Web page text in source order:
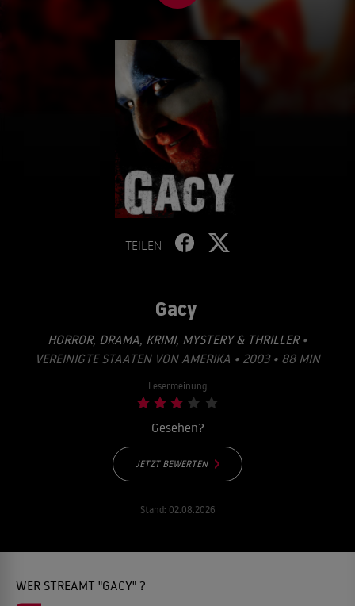
TEILEN
Gacy
HORROR, DRAMA, KRIMI, MYSTERY & THRILLER•
VEREINIGTE STAATEN VON AMERIKA • 2003 • 88 MIN
Lesermeinung
Gesehen?
JETZT BEWERTEN
Stand: 02.08.2026
WER STREAMT "GACY" ?